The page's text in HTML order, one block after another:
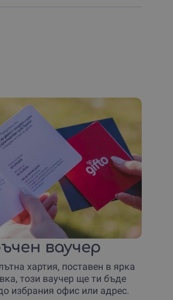
ваучер
хартия, поставен в ярка
този ваучер ще ти бъде
избрания офис или адрес.